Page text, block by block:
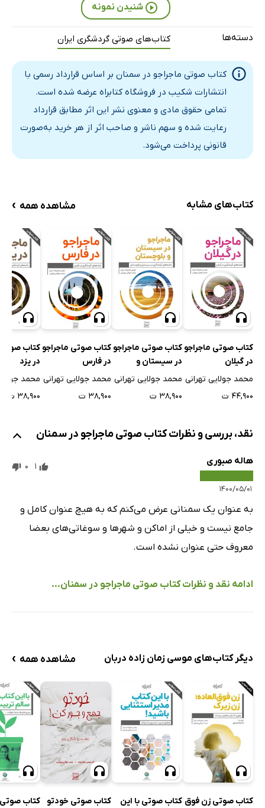
شنیدن نمونه
دسته‌ها کتاب‌های صوتی گردشگری ایران
کتاب صوتی ماجراجو در سمنان بر اساس قرارداد رسمی با
انتشارات شکیب در فروشگاه کتابراه عرضه شده است.
تمامی حقوق مادی و معنوی نشر این اثر مطابق قرارداد
رعایت شده و سهم ناشر و صاحب اثر از هر خرید به‌صورت
قانونی پرداخت می‌شود.
کتاب‌های مشابه مشاهده همه ›
کتاب صوتی ماجراجو
در گیلان
محمد جولایی تهرانی
۴۴,۹۰۰ ت
کتاب صوتی ماجراجو
در سیستان و
بلوچستان
محمد جولایی تهرانی
۳۸,۹۰۰ ت
کتاب صوتی ماجراجو
در فارس
محمد جولایی تهرانی
۳۸,۹۰۰ ت
کتاب صوتی
در یزد
محمد
۳۸,۹۰۰ ت
نقد، بررسی و نظرات کتاب صوتی ماجراجو در سمنان
هاله صبوری
۱۴۰۰/۰۵/۰۱
1
0
به عنوان یک سمنانی عرض می‌کنم که به هیچ عنوان کامل و
جامع نیست و خیلی از اماکن و شهرها و سوغاتی‌های بعضا
معروف حتی عنوان نشده است.
ادامه نقد و نظرات کتاب صوتی ماجراجو در سمنان...
دیگر کتاب‌های موسی زمان زاده دربان مشاهده همه ›
کتاب صوتی زن فوق کتاب صوتی با این
کتاب صوتی خودتو
کتاب صوتی